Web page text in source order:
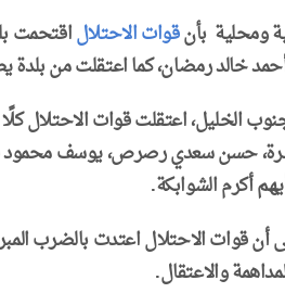
ومحلية بأنقوات الاحتلالاقتحمت
خالد رمضان، كما اعتقلت من بلدة
الخليل، اعتقلت قوات الاحتلال كلًا
حسن سعدي رصرص، يوسف محمود
أكرم الشوابكة.
أن قوات الاحتلال اعتدت بالضرب
والاعتقال.